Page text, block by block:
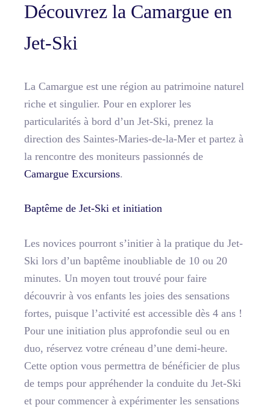
Découvrez la Camargue en
Jet-Ski
La Camargue est une région au patrimoine naturel
riche et singulier. Pour en explorer les
particularités à bord d’un Jet-Ski, prenez la
direction des Saintes-Maries-de-la-Mer et partez à
la rencontre des moniteurs passionnés de
Camargue Excursions.
Baptême de Jet-Ski et initiation
Les novices pourront s’initier à la pratique du Jet-
Ski lors d’un baptême inoubliable de 10 ou 20
minutes. Un moyen tout trouvé pour faire
découvrir à vos enfants les joies des sensations
fortes, puisque l’activité est accessible dès 4 ans !
Pour une initiation plus approfondie seul ou en
duo, réservez votre créneau d’une demi-heure.
Cette option vous permettra de bénéficier de plus
de temps pour appréhender la conduite du Jet-Ski
et pour commencer à expérimenter les sensations